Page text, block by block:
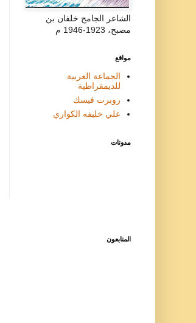
الشاعر الجامح خلفان بن
مصبح، 1923-1946 م
مواقع
الجماعة العربية
للديمقراطية
روبرت فيسك
علي خليفه الكواري
مدونات
المتابعون